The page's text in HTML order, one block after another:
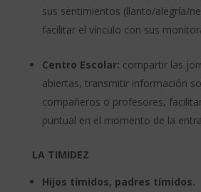
sus sentimientos (llanto/alegría/
facilitar el vínculo con sus
Centro Escolar: compartir las
abiertas, transmitir información
compañeros o profesores,
puntual en el momento de la
LA TIMIDEZ
Hijos tímidos, padres tímidos.